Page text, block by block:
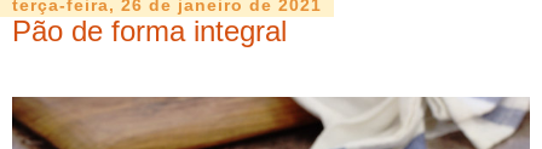
terça-feira, 26 de janeiro de 2021
Pão de forma integral